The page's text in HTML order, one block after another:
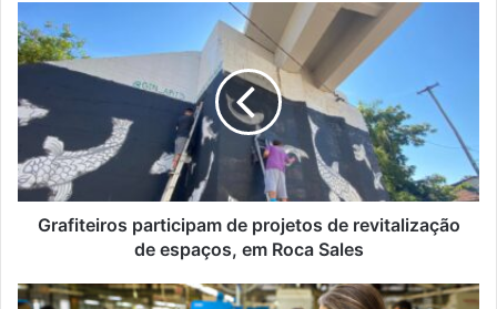
participam
de
de
revitalização
de
espaços,
em
RocaGrafiteiros participam de projetos de revitalização
de espaços, em Roca Sales
Mercado